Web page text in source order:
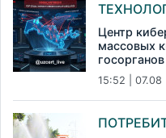
Центр
массовых
15:52 | 07.08